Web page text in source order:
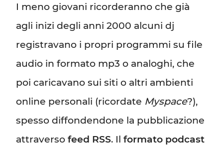
I meno giovani ricorderanno che già
agli inizi degli anni 2000 alcuni dj
registravano i propri programmi su file
audio in formato mp3 o analoghi, che
poi caricavano sui siti o altri ambienti
online personali (ricordate Myspace?),
spesso diffondendone la pubblicazione
attraversofeed RSS. Ilformato podcast